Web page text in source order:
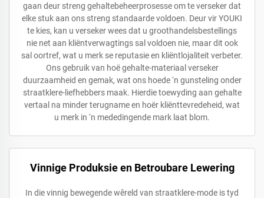
gaan deur streng gehaltebeheerprosesse om te verseker dat
elke stuk aan ons streng standaarde voldoen. Deur vir YOUKI
te kies, kan u verseker wees dat u groothandelsbestellings
nie net aan kliëntverwagtings sal voldoen nie, maar dit ook
sal oortref, wat u merk se reputasie en kliëntlojaliteit verbeter.
Ons gebruik van hoë gehalte-materiaal verseker
duurzaamheid en gemak, wat ons hoede ‘n gunsteling onder
straatklere-liefhebbers maak. Hierdie toewyding aan gehalte
vertaal na minder terugname en hoër kliënttevredeheid, wat
u merk in ‘n mededingende mark laat blom.
Vinnige Produksie en Betroubare Lewering
In die vinnig bewegende wêreld van straatklere-mode is tyd